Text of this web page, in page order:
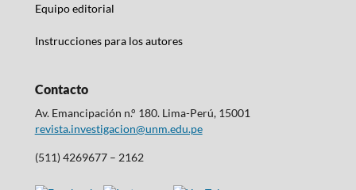
Equipo editorial
Instrucciones para los autores
Contacto
Av. Emancipación n.° 180. Lima-Perú, 15001
revista.investigacion@unm.edu.pe
(511) 4269677 – 2162